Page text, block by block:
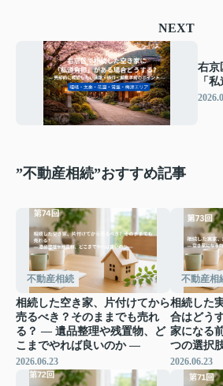
NEXT
右京
「
うす
”不動産相続”おすすめ記事
不動産相続
相続した空き家、片付けてから
売るべき？そのままでも売れ
る？ ― 遺品整理や残置物、ど
こまでやれば良いのか ―
2026.06.23
不動産相
相続した
合はどう
家になる
つの選択
2026.06.23